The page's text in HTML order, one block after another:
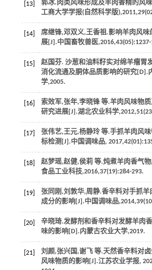
[13] 郭冰.肉类风味形成及羊肉香精的风
工商大学学报(自然科学版),2011,29
[14]
席继锋,邓双义,王香祖.影响羊肉风味
展[J].中国畜牧兽医,2016,43
[15]
赵国芬. 沙葱和油料籽实对绵羊瘤胃
消化流通及胴体品质影响的研究[D].
学,2005.
[16] 索效军,张年,李晓锋 等.羊肉风味物
研究进展[J].湖北农业科学,2012,51
[17] 张伟艺,王元,杨静玲 等.手抓羊肉风
标检测[J].中国调味品, 2017,42
[18] 赵梦瑶,赵健,侯莉 等.炖煮羊肉香气
食品工业科技,2016,37(19):284-293.
[19]
张同刚,刘敦华,周静.香辛料对手抓羊
成分的影响[J].中国调味品,2014,39
[20]
辛晓琦.发酵剂和香辛料对发酵羊肉
味的影响[D].内蒙古农业大学,2019.
[21] 刘颜,张兴国,谢飞 等.天然香辛料对
风味物质的影响[J].江苏农业学报,